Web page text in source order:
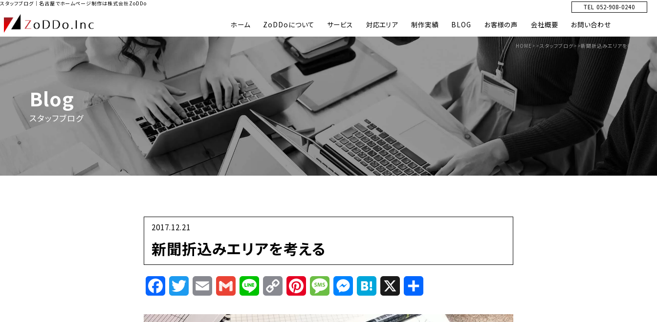
スタッフブログ｜名古屋でホームページ制作は株式会社ZoDDo
ホーム ZoDDoについて サービス 対応エリア 制作実績 BLOG お客様の声 会社概要 お問い合わせ
TEL 052-908-0240
Blog
スタッフブログ
HOME>>スタッフブログ>>新聞折込みエリアを考える
2017.12.21
新聞折込みエリアを考える
FacebookTwitterEmail Gmail Line
Copy
Link
PinterestMessageMessenger
Hatena